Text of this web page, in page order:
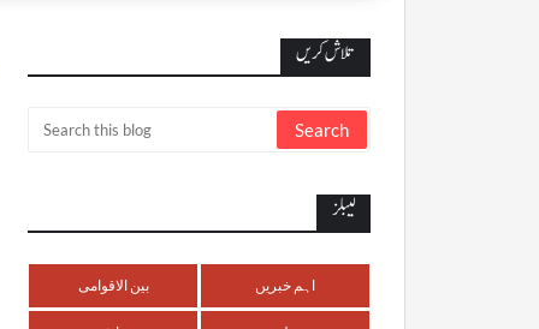
تلاش کریں
لیبلز
اہم خبریں بین الاقوامی